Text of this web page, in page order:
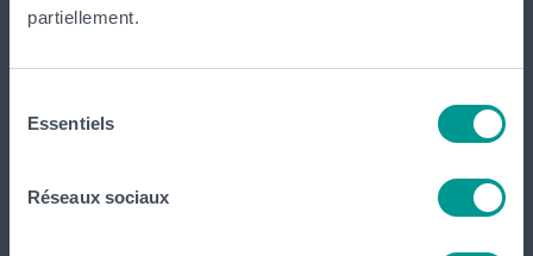
partiellement.
Essentiels
Réseaux sociaux
Tout voir